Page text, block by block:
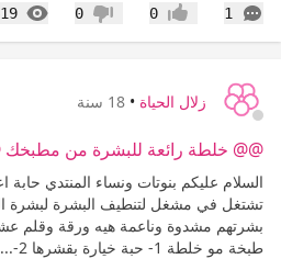
1
التعليقات إعجاب0 عدم إعجاب
0
زلال الحياة • 18 سنة
@@ خلطة رائعة للبشرة من مطبخك
السلام عليكم بنوتات ونساء المنتدي
تشتغل في مشغل لتنطيف البشرة لبشرة
بشرتهم مشدوة وناعمة هيه ورقة وقلم
طبخة مو خلطة 1- حبة خيارة بقشرها 2-...